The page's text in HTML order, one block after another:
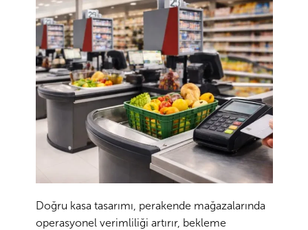
Doğru kasa tasarımı, perakende mağazalarında
operasyonel verimliliği artırır, bekleme